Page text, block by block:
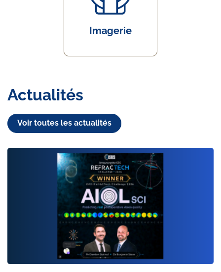
Imagerie
Actualités
Voir toutes les actualités